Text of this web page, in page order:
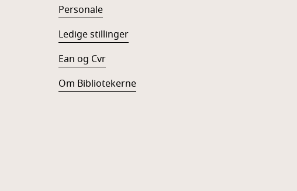
Personale
Ledige stillinger
Ean og Cvr
Om Bibliotekerne